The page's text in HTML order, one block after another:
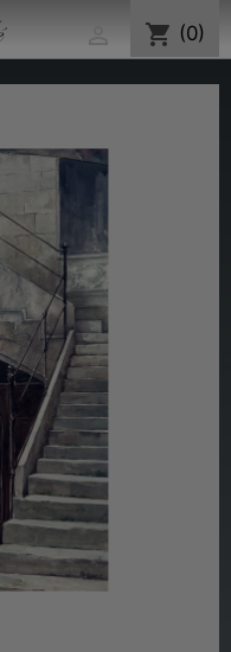
shopping_cart (0)